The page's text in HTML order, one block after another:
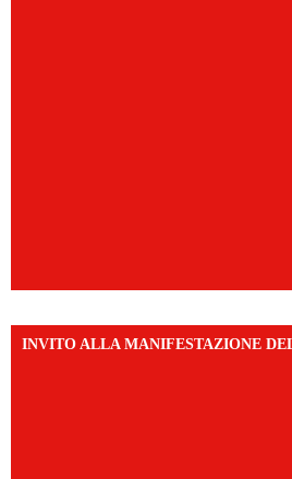
INVITO ALLA MANIFESTAZIONE